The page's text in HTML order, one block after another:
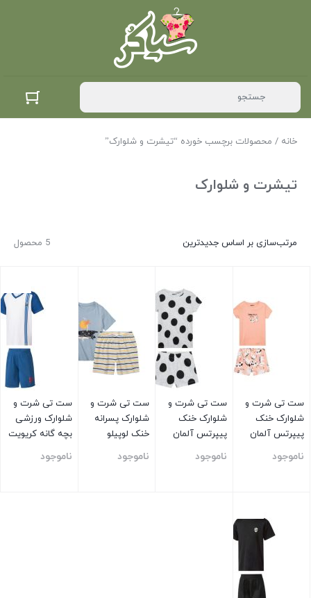
خانه / محصولات برچسب خورده “تیشرت و شلوارک”
تیشرت و شلوارک
5 محصول مرتب‌سازی بر اساس جدیدترین
ست تی شرت و
شلوارک خنک
پیپرتس آلمان
ناموجود
ست تی شرت و
شلوارک خنک
پیپرتس آلمان
ناموجود
ست تی شرت و
شلوارک پسرانه
خنک لوپیلو
ناموجود
ست تی شرت و
شلوارک ورزشی
بچه گانه کریویت
ناموجود